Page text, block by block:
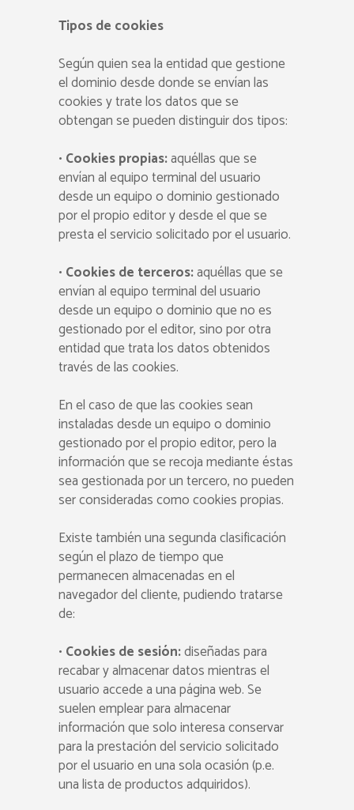
Tipos de cookies
Según quien sea la entidad que gestione
el dominio desde donde se envían las
cookies y trate los datos que se
obtengan se pueden distinguir dos tipos:
• Cookies propias:aquéllas que se
envían al equipo terminal del usuario
desde un equipo o dominio gestionado
por el propio editor y desde el que se
presta el servicio solicitado por el usuario.
• Cookies de terceros:aquéllas que se
envían al equipo terminal del usuario
desde un equipo o dominio que no es
gestionado por el editor, sino por otra
entidad que trata los datos obtenidos
través de las cookies.
En el caso de que las cookies sean
instaladas desde un equipo o dominio
gestionado por el propio editor, pero la
información que se recoja mediante éstas
sea gestionada por un tercero, no pueden
ser consideradas como cookies propias.
Existe también una segunda clasificación
según el plazo de tiempo que
permanecen almacenadas en el
navegador del cliente, pudiendo tratarse
de:
• Cookies de sesión:diseñadas para
recabar y almacenar datos mientras el
usuario accede a una página web. Se
suelen emplear para almacenar
información que solo interesa conservar
para la prestación del servicio solicitado
por el usuario en una sola ocasión (p.e.
una lista de productos adquiridos).